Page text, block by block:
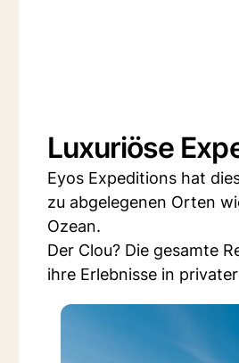
Luxuriöse
Eyos Expeditions hat
zu abgelegenen Orten
Ozean.
Der Clou? Die gesamte
ihre Erlebnisse in